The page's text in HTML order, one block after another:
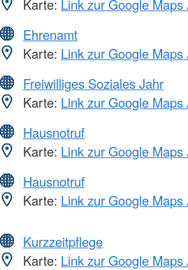
Karte: Link zur Google Maps
Ehrenamt
Karte: Link zur Google Maps
Freiwilliges Soziales Jahr
Karte: Link zur Google Maps
Hausnotruf
Karte: Link zur Google Maps
Hausnotruf
Karte: Link zur Google Maps
Kurzzeitpflege
Karte: Link zur Google Maps